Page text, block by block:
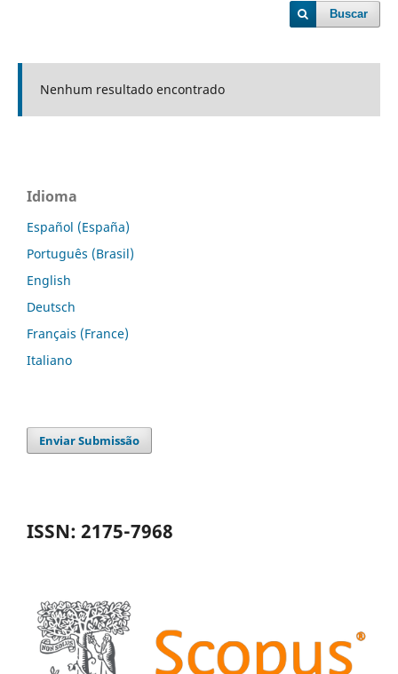
Buscar
Nenhum resultado encontrado
Idioma
Español (España)
Português (Brasil)
English
Deutsch
Français (France)
Italiano
Enviar Submissão
ISSN: 2175-7968